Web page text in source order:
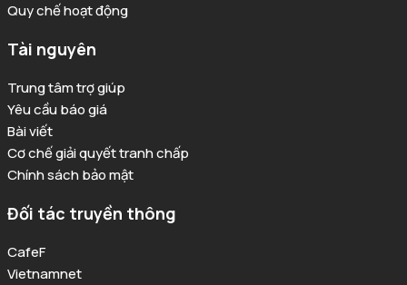
Quy chế hoạt động
Tài nguyên
Trung tâm trợ giúp
Yêu cầu báo giá
Bài viết
Cơ chế giải quyết tranh chấp
Chính sách bảo mật
Đối tác truyền thông
CafeF
Vietnamnet